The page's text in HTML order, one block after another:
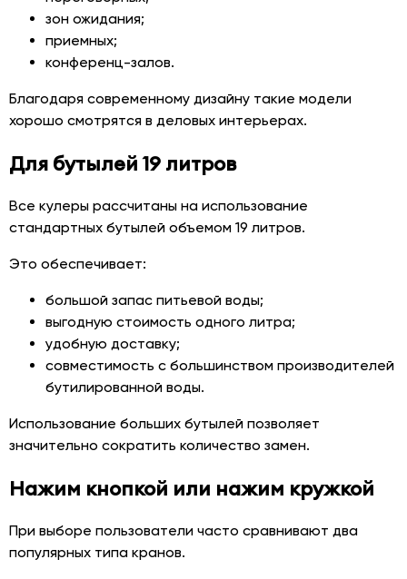
зон ожидания;
приемных;
конференц-залов.
Благодаря современному дизайну такие модели
хорошо смотрятся в деловых интерьерах.
Для бутылей 19 литров
Все кулеры рассчитаны на использование
стандартных бутылей объемом 19 литров.
Это обеспечивает:
большой запас питьевой воды;
выгодную стоимость одного литра;
удобную доставку;
совместимость с большинством производителей
бутилированной воды.
Использование больших бутылей позволяет
значительно сократить количество замен.
Нажим кнопкой или нажим кружкой
При выборе пользователи часто сравнивают два
популярных типа кранов.